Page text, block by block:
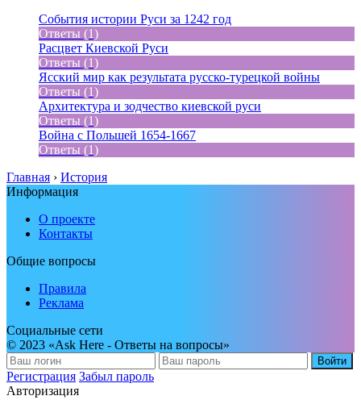
События истории Руси за 1242 год
Ответы (1)
Расцвет Киевской Руси
Ответы (1)
Ясский мир как результата русско-турецкой войны
Ответы (1)
Архитектура и зодчество киевской руси
Ответы (1)
Война с Польшей 1654-1667
Ответы (1)
Главная › История
Информация
О проекте
Контакты
Общие вопросы
Правила
Реклама
Социальные сети
© 2023 «Ask Here - Ответы на вопросы»
Войти
Регистрация Забыл пароль
Авторизация